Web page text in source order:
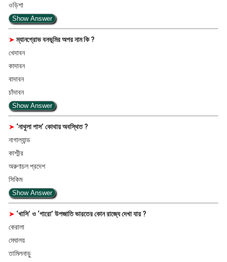
ওড়িশা
Show Answer
➤ম্যানগ্রোভ বনভূমির অপর নাম কি ?
খেদাবন
কাদাবন
বাদাবন
চাঁদাবন
Show Answer
➤ ‘নাথুলা পাস’ কোথায় অবস্থিত ?
নাগাল্যান্ড
কাশ্মীর
অরুণাচল প্রদেশ
সিকিম
Show Answer
➤ ‘খাসি’ ও ‘গারো’ উপজাতি ভারতের কোন রাজ্যে দেখা যায় ?
কেরালা
মেঘালয়
তামিলনাড়ু